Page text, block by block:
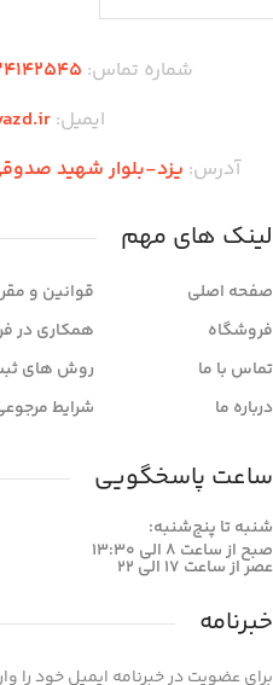
شماره تماس:
ایمیل:
آدرس: یزد-بلوار شهید
لینک های مهم
صفحه اصلی
فروشگاه
تماس با ما
درباره ما
قوانین و
همکاری در
روش های
شرایط
ساعت پاسخگویی
شنبه تا پنج‌شنبه:
صبح از ساعت 8 الی 13:30
عصر از ساعت 17 الی 22
خبرنامه
برای عضویت در خبرنامه ایمیل خود را